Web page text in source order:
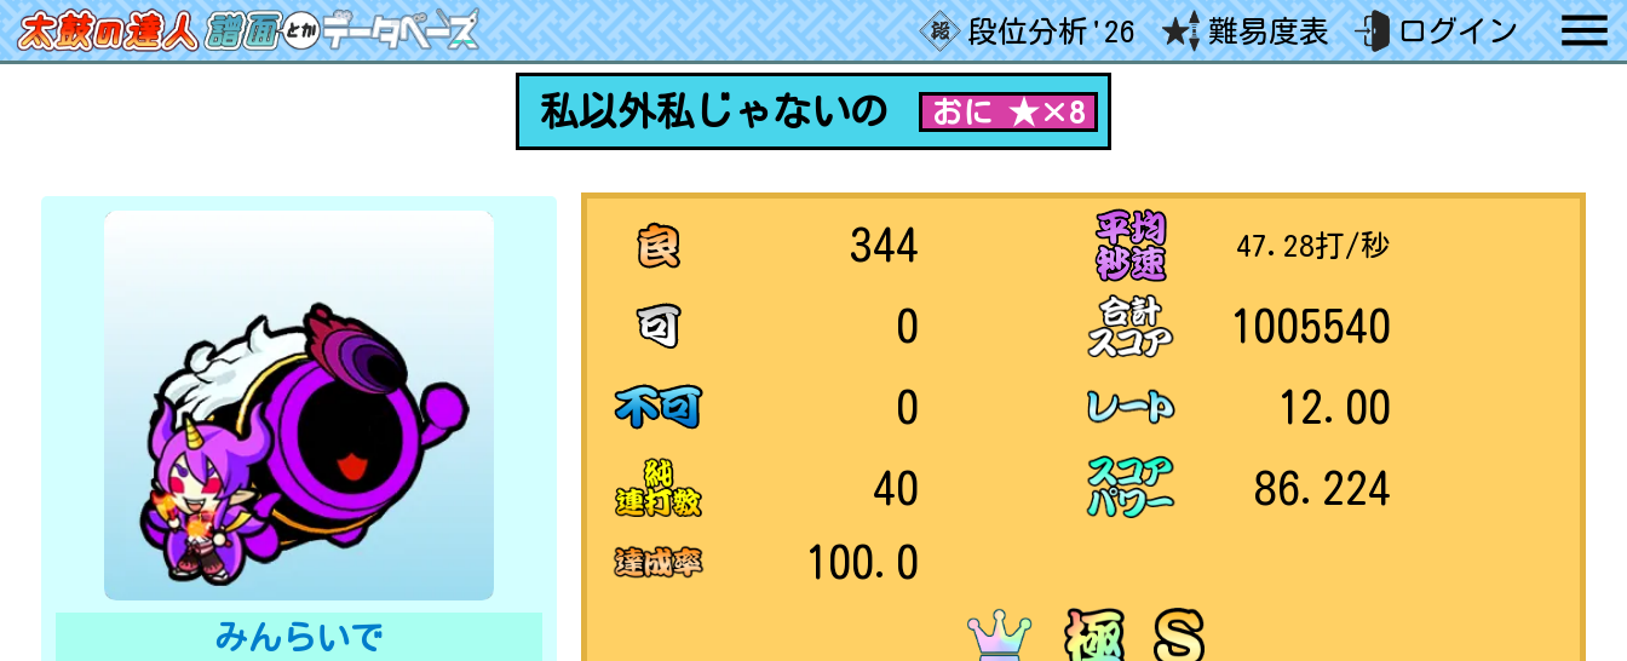
段位分析'26 難易度表 ログイン
私以外私じゃないの おに ★×8
みんらいで
344
0
0
40
100.0
47.28打/秒
1005540
12.00
86.224